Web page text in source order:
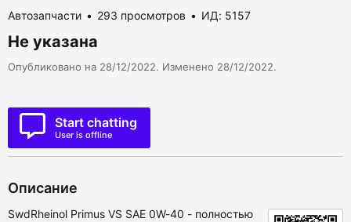
Автозапчасти 293 просмотров ИД: 5157
Не указана
Опубликовано на 28/12/2022. Изменено 28/12/2022.
Start chatting
User is offline
Описание
SwdRheinol Primus VS SAE 0W-40 - полностью